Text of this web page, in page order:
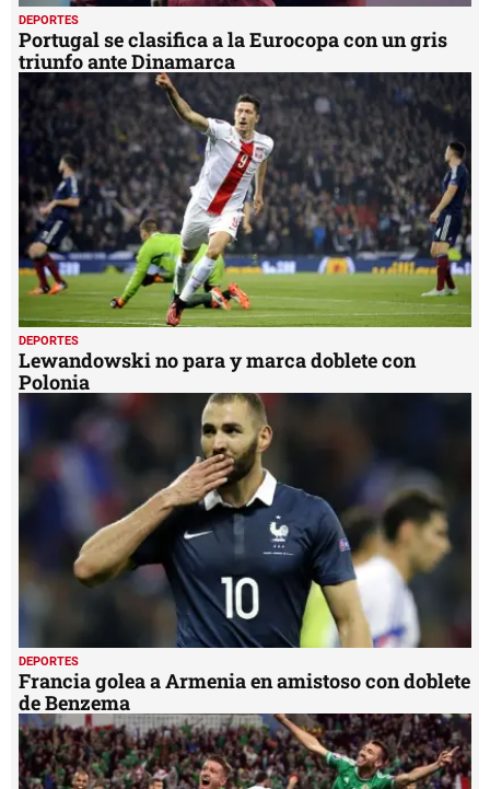
DEPORTES
Portugal se clasifica a la Eurocopa con un gris
triunfo ante Dinamarca
DEPORTES
Lewandowski no para y marca doblete con
Polonia
DEPORTES
Francia golea a Armenia en amistoso con doblete
de Benzema